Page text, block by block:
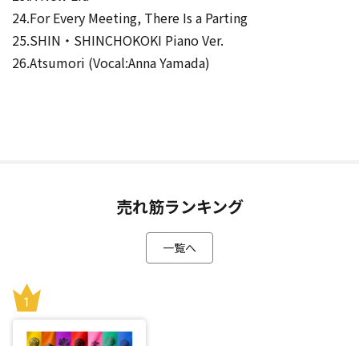
24.For Every Meeting, There Is a Parting
25.SHIN・SHINCHOKOKI Piano Ver.
26.Atsumori (Vocal:Anna Yamada)
売れ筋ランキング
一覧へ